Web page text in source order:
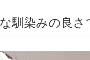
馴染みの良